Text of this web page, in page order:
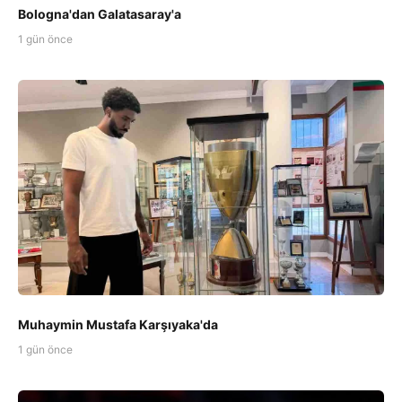
Bologna'dan Galatasaray'a
1 gün önce
Muhaymin Mustafa Karşıyaka'da
1 gün önce